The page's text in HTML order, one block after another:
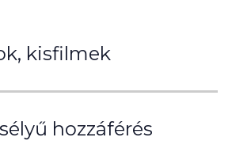
kisfilmek
hozzáférés